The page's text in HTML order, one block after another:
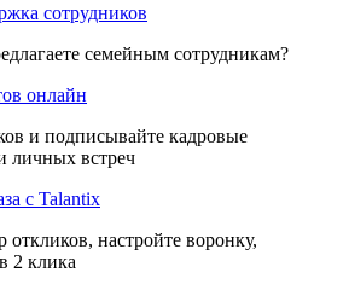
сотрудников
семейным сотрудникам?
онлайн
и подписывайте кадровые
личных встреч
с Talantix
откликов, настройте воронку,
2 клика